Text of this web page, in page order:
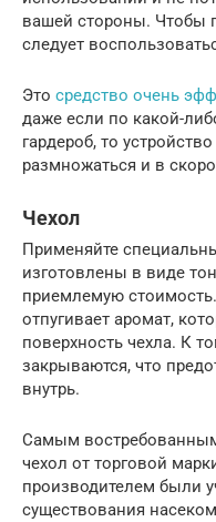
вашей стороны. Чтобы
следует
Это средство очень
даже если по какой-
гардероб, то
размножаться и в
Чехол
Применяйте
изготовлены в виде
приемлемую
отпугивает аромат,
поверхность чехла. К
закрываются, что
внутрь.
Самым
чехол от торговой
производителем были
существования